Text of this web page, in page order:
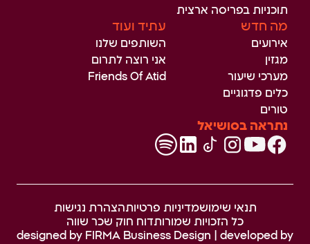
תוכניות בפריסה ארצית
מה חדש
אירועים
מגזין
מערכי שיעור
כלים פדגוגיים
טורים
עתיד ועוד
השותפים שלנו
אני רוצה לתרום
Friends Of Atid
נתראה בסושיאל
תנאי שימושמדיניות פרטיותהצהרת נגישות
כל הזכויות שמורותדוח חוק שכר שווה
designed by FIRMA Business Design | developed by